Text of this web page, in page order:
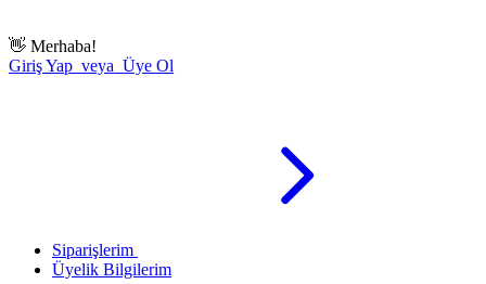
👋 Merhaba!
Giriş Yap veya Üye Ol
Siparişlerim
Üyelik Bilgilerim